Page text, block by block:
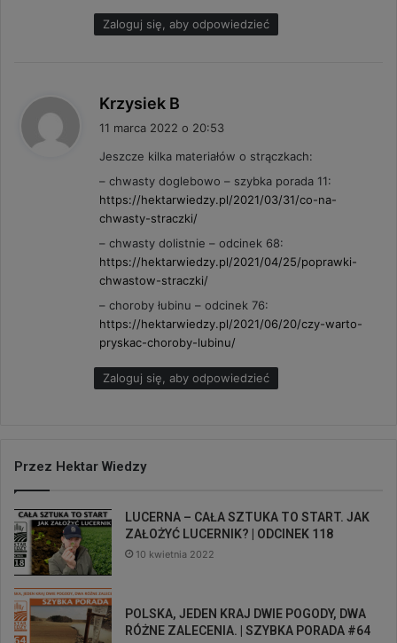
Zaloguj się, aby odpowiedzieć
Krzysiek B
z
e
:
11 marca 2022 o 20:53
Jeszcze kilka materiałów o strączkach:
– chwasty doglebowo – szybka porada 11:
https://hektarwiedzy.pl/2021/03/31/co-na-
chwasty-straczki/
– chwasty dolistnie – odcinek 68:
https://hektarwiedzy.pl/2021/04/25/poprawki-
chwastow-straczki/
– choroby łubinu – odcinek 76:
https://hektarwiedzy.pl/2021/06/20/czy-warto-
pryskac-choroby-lubinu/
Zaloguj się, aby odpowiedzieć
Przez Hektar Wiedzy
LUCERNA – CAŁA SZTUKA TO START. JAK
ZAŁOŻYĆ LUCERNIK? | ODCINEK 118
10 kwietnia 2022
POLSKA, JEDEN KRAJ DWIE POGODY, DWA
RÓŻNE ZALECENIA. | SZYBKA PORADA #64